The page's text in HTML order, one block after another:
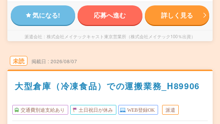
気になる! 応募へ進む 詳しく見る
派遣会社 株式会社メイテックキャスト東京営業所（株式会社メイテック100％出資）
未読 掲載日 2026/08/07
大型倉庫（冷凍食品）での運搬業務_H89906
交通費別途支給あり 土日祝日が休み WEB登録OK 派遣